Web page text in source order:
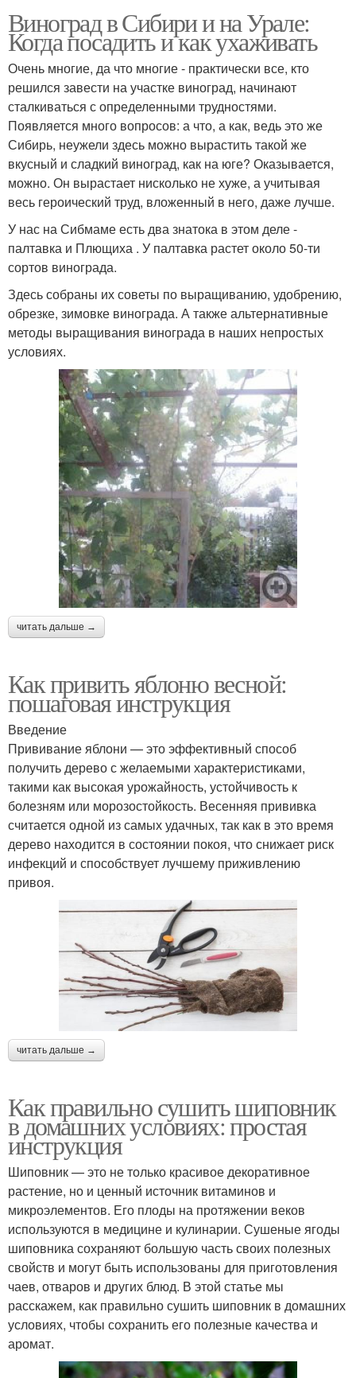
Виноград в Сибири и на Урале:
Когда посадить и как ухаживать
Очень многие, да что многие - практически все, кто
решился завести на участке виноград, начинают
сталкиваться с определенными трудностями.
Появляется много вопросов: а что, а как, ведь это же
Сибирь, неужели здесь можно вырастить такой же
вкусный и сладкий виноград, как на юге? Оказывается,
можно. Он вырастает нисколько не хуже, а учитывая
весь героический труд, вложенный в него, даже лучше.
У нас на Сибмаме есть два знатока в этом деле -
палтавка и Плющиха . У палтавка растет около 50-ти
сортов винограда.
Здесь собраны их советы по выращиванию, удобрению,
обрезке, зимовке винограда. А также альтернативные
методы выращивания винограда в наших непростых
условиях.
читать дальше →
Как привить яблоню весной:
пошаговая инструкция
Введение
Прививание яблони — это эффективный способ
получить дерево с желаемыми характеристиками,
такими как высокая урожайность, устойчивость к
болезням или морозостойкость. Весенняя прививка
считается одной из самых удачных, так как в это время
дерево находится в состоянии покоя, что снижает риск
инфекций и способствует лучшему приживлению
привоя.
читать дальше →
Как правильно сушить шиповник
в домашних условиях: простая
инструкция
Шиповник — это не только красивое декоративное
растение, но и ценный источник витаминов и
микроэлементов. Его плоды на протяжении веков
используются в медицине и кулинарии. Сушеные ягоды
шиповника сохраняют большую часть своих полезных
свойств и могут быть использованы для приготовления
чаев, отваров и других блюд. В этой статье мы
расскажем, как правильно сушить шиповник в домашних
условиях, чтобы сохранить его полезные качества и
аромат.